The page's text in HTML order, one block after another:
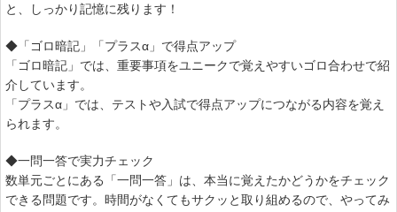
と、しっかり記憶に残ります！
◆「ゴロ暗記」「プラスα」で得点アップ
「ゴロ暗記」では、重要事項をユニークで覚えやすいゴロ合わせで紹
介しています。
「プラスα」では、テストや入試で得点アップにつながる内容を覚え
られます。
◆一問一答で実力チェック
数単元ごとにある「一問一答」は、本当に覚えたかどうかをチェック
できる問題です。時間がなくてもサクッと取り組めるので、やってみ